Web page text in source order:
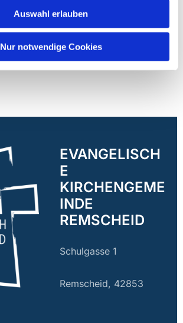
Auswahl erlauben
Nur notwendige Cookies
EVANGELISCH
E
KIRCHENGEME
INDE
REMSCHEID
Schulgasse 1
Remscheid, 42853